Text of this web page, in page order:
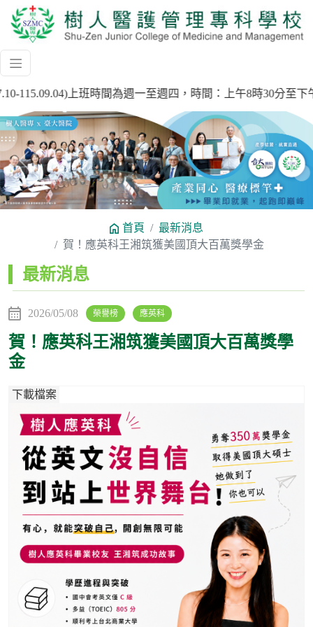
115.09.04)上班時間為週一至週四，時間：上午8時30分至下
Previous Next
首頁
最新消息
賀！應英科王湘筑獲美國頂大百萬獎學金
最新消息
2026/05/08 榮譽榜 應英科
賀！應英科王湘筑獲美國頂大百萬獎學
金
下載檔案